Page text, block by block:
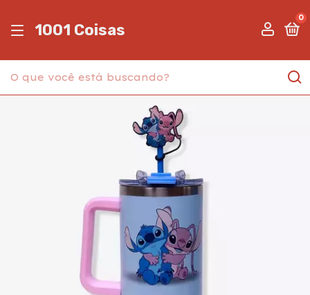
1001 Coisas
0